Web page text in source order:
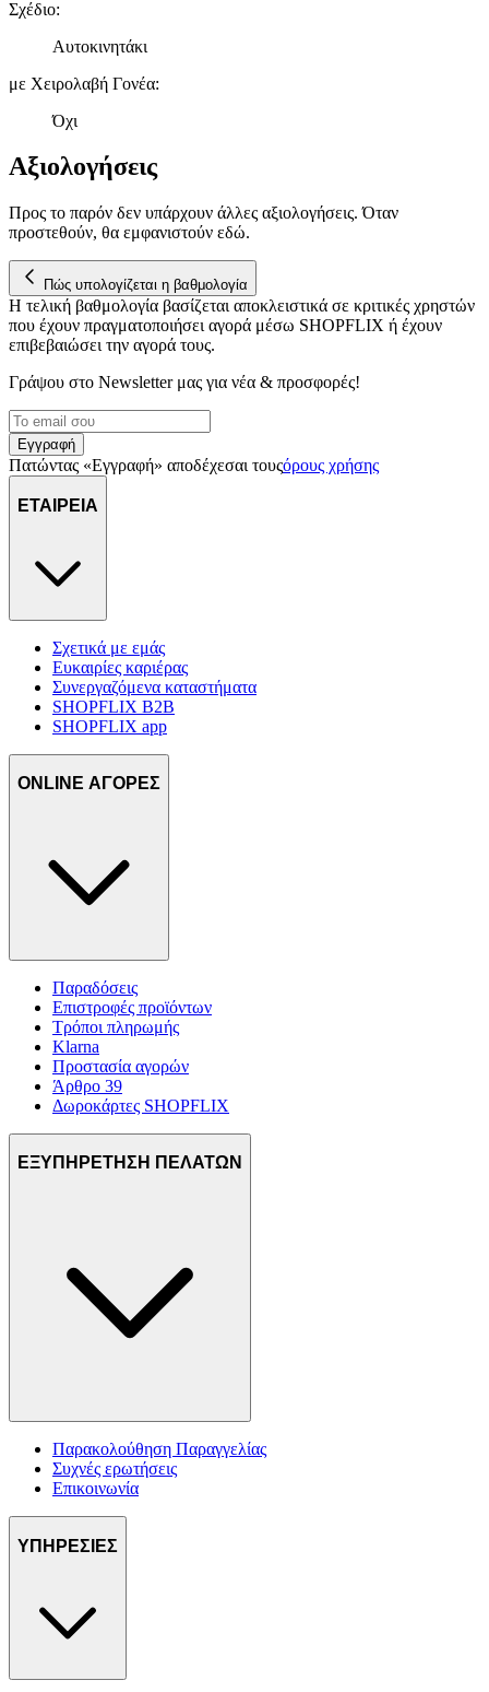
σωστά, να εξατομικεύουμε περιεχόμενο και διαφημίσεις, να
αναλύουμε την κυκλοφορία μας. Εμείς και οι 1022 συνεργάτες
μας επεξεργαζόμαστε προσωπικά σας δεδομένα, π.χ. τη
για να αποθηκεύουμε και να έχουμε πρόσβαση σε πληροφορίες
διαφημίσεων και περιεχομένου, τις μετρήσεις σχετικά με
μας και την ανάπτυξη προϊόντων. Επίσης, κοινοποιούμε
πληροφορίες σχετικά με την από μέρους σας χρήση της
δικτύωσης, διαφημίσεων και ανάλυσης.
Σχέδιο:
Αυτοκινητάκι
με Χειρολαβή Γονέα:
Όχι
Αξιολογήσεις
Προς το παρόν δεν υπάρχουν άλλες αξιολογήσεις. Όταν
προστεθούν, θα εμφανιστούν εδώ.
Πώς υπολογίζεται η βαθμολογία
Η τελική βαθμολογία βασίζεται αποκλειστικά σε κριτικές χρηστών
που έχουν πραγματοποιήσει αγορά μέσω SHOPFLIX ή έχουν
επιβεβαιώσει την αγορά τους.
Γράψου στο Νewsletter μας για νέα & προσφορές!
Εγγραφή
Πατώντας «Εγγραφή» αποδέχεσαι τουςόρους χρήσης
ΕΤΑΙΡΕΙΑ
Σχετικά με εμάς
Ευκαιρίες καριέρας
Συνεργαζόμενα καταστήματα
SHOPFLIX B2B
SHOPFLIX app
ONLINE ΑΓΟΡΕΣ
Παραδόσεις
Επιστροφές προϊόντων
Τρόποι πληρωμής
Klarna
Προστασία αγορών
Άρθρο 39
Δωροκάρτες SHOPFLIX
ΕΞΥΠΗΡΕΤΗΣΗ ΠΕΛΑΤΩΝ
Παρακολούθηση Παραγγελίας
Συχνές ερωτήσεις
Επικοινωνία
ΥΠΗΡΕΣΙΕΣ